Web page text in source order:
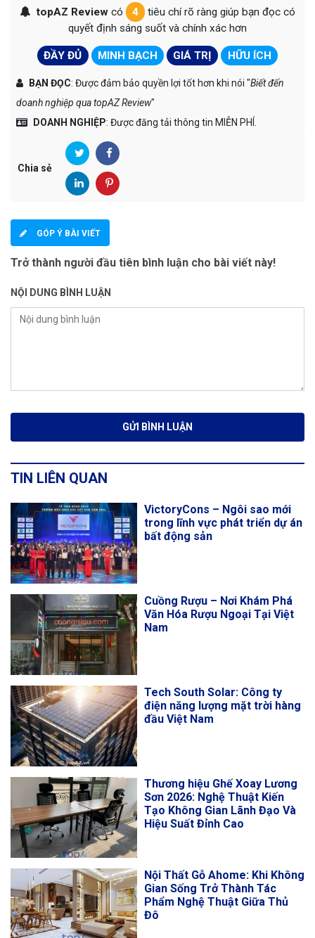
topAZ Reviewcó 4
tiêu chí rõ ràng giúp bạn đọc có
quyết định sáng suốt và chính xác hơn
ĐẦY ĐỦ MINH BẠCH GIÁ TRỊ HỮU ÍCH
BẠN ĐỌC: Được đảm bảo quyền lợi tốt hơn khi nói "Biết đến
doanh nghiệp qua topAZ Review"
DOANH NGHIỆP: Được đăng tải thông tin MIỄN PHÍ.
Chia sẻ
GÓP Ý BÀI VIẾT
Trở thành người đầu tiên bình luận cho bài viết này!
NỘI DUNG BÌNH LUẬN
TIN LIÊN QUAN
VictoryCons – Ngôi sao mới
trong lĩnh vực phát triển dự án
bất động sản
Cuồng Rượu – Nơi Khám Phá
Văn Hóa Rượu Ngoại Tại Việt
Nam
Tech South Solar: Công ty
điện năng lượng mặt trời hàng
đầu Việt Nam
Thương hiệu Ghế Xoay Lương
Sơn 2026: Nghệ Thuật Kiến
Tạo Không Gian Lãnh Đạo Và
Hiệu Suất Đỉnh Cao
Nội Thất Gỗ Ahome: Khi Không
Gian Sống Trở Thành Tác
Phẩm Nghệ Thuật Giữa Thủ
Đô